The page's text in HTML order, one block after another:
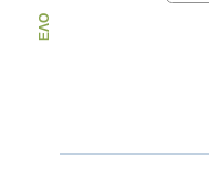
ΕΛΟ